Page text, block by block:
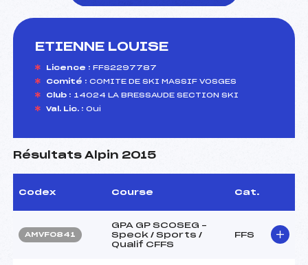
ETIENNE LOUISE
Licence : FFS2297787
Comité : COMITE DE SKI MASSIF VOSGES
Club : 14024 LA BRESSAUDE SECTION SKI
Val. Lic. : Oui
Résultats Alpin 2015
Codex Course Cat.
AMVF0841
GPA GP SCOSEG –
Speck / Sports /
Qualif CFFS
FFS